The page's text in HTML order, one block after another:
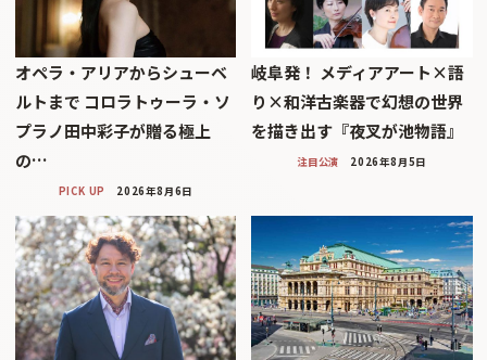
オペラ・アリアからシューベ
ルトまで コロラトゥーラ・ソ
プラノ田中彩子が贈る極上
の…
PICK UP 2026年8月6日
岐阜発！ メディアアート×語
り×和洋古楽器で幻想の世界
を描き出す『夜叉が池物語』
注目公演 2026年8月5日